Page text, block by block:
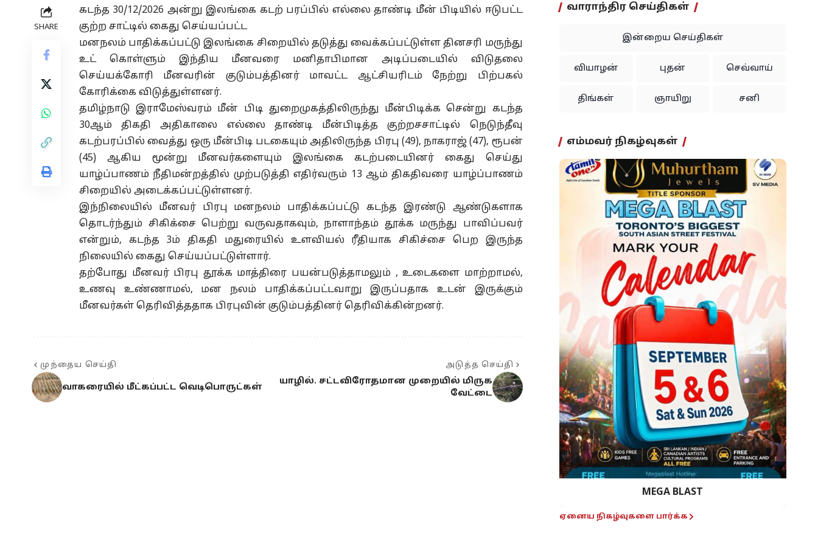
SHARE
கடந்த 30/12/2026 அன்று இலங்கை கடற் பரப்பில் எல்லை தாண்டி மீன் பிடியில் ஈடுபட்ட
குற்ற சாட்டில் கைது செய்யப்பட்ட
மனநலம் பாதிக்கப்பட்டு இலங்கை சிறையில் தடுத்து வைக்கப்பட்டுள்ள தினசரி மருந்து
உட் கொள்ளும் இந்திய மீனவரை மனிதாபிமான அடிப்படையில் விடுதலை
செய்யக்கோரி மீனவரின் குடும்பத்தினர் மாவட்ட ஆட்சியரிடம் நேற்று பிற்பகல்
கோரிக்கை விடுத்துள்ளனர்.
தமிழ்நாடு இராமேஸ்வரம் மீன் பிடி துறைமுகத்திலிருந்து மீன்பிடிக்க சென்று கடந்த
30ஆம் திகதி அதிகாலை எல்லை தாண்டி மீன்பிடித்த குற்றசசாட்டில் நெடுந்தீவு
கடற்பரப்பில் வைத்து ஒரு மீன்பிடி படகையும் அதிலிருந்த பிரபு (49), நாகராஜ் (47), ரூபன்
(45) ஆகிய மூன்று மீனவர்களையும் இலங்கை கடற்படையினர் கைது செய்து
யாழ்ப்பாணம் நீதிமன்றத்தில் முற்படுத்தி எதிர்வரும் 13 ஆம் திகதிவரை யாழ்ப்பாணம்
சிறையில் அடைக்கப்பட்டுள்ளனர்.
இந்நிலையில் மீனவர் பிரபு மனநலம் பாதிக்கப்பட்டு கடந்த இரண்டு ஆண்டுகளாக
தொடர்ந்தும் சிகிக்சை பெற்று வருவதாகவும், நாளாந்தம் தூக்க மருந்து பாவிப்பவர்
என்றும், கடந்த 3ம் திகதி மதுரையில் உளவியல் ரீதியாக சிகிச்சை பெற இருந்த
நிலையில் கைது செய்யப்பட்டுள்ளார்.
தற்போது மீனவர் பிரபு தூக்க மாத்திரை பயன்படுத்தாமலும் , உடைகளை மாற்றாமல்,
உணவு உண்ணாமல், மன நலம் பாதிக்கப்பட்டவாறு இருப்பதாக உடன் இருக்கும்
மீனவர்கள் தெரிவித்ததாக பிரபுவின் குடும்பத்தினர் தெரிவிக்கின்றனர்.
முந்தைய செய்தி
வாகரையில் மீட்கப்பட்ட வெடிபொருட்கள்
அடுத்த செய்தி
யாழில். சட்டவிரோதமான முறையில் மிருக
வேட்டை
வாராந்திர செய்திகள்
இன்றைய செய்திகள்
வியாழன் புதன் செவ்வாய்
திங்கள் ஞாயிறு சனி
எம்மவர் நிகழ்வுகள்
MEGA BLAST
ஏனைய நிகழ்வுகளை பார்க்க